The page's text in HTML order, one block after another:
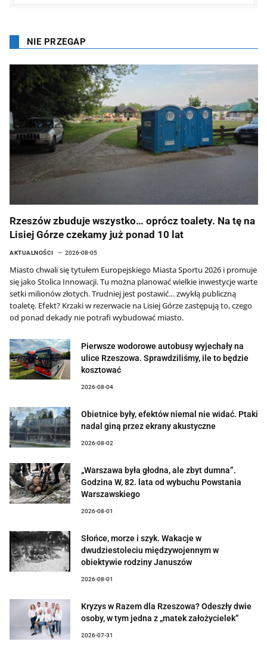
NIE PRZEGAP
Rzeszów zbuduje wszystko… oprócz toalety. Na tę na
Lisiej Górze czekamy już ponad 10 lat
AKTUALNOŚCI 2026-08-05
Miasto chwali się tytułem Europejskiego Miasta Sportu 2026 i promuje
się jako Stolica Innowacji. Tu można planować wielkie inwestycje warte
setki milionów złotych. Trudniej jest postawić… zwykłą publiczną
toaletę. Efekt? Krzaki w rezerwacie na Lisiej Górze zastępują to, czego
od ponad dekady nie potrafi wybudować miasto.
Pierwsze wodorowe autobusy wyjechały na
ulice Rzeszowa. Sprawdziliśmy, ile to będzie
kosztować
2026-08-04
Obietnice były, efektów niemal nie widać. Ptaki
nadal giną przez ekrany akustyczne
2026-08-02
„Warszawa była głodna, ale zbyt dumna”.
Godzina W, 82. lata od wybuchu Powstania
Warszawskiego
2026-08-01
Słońce, morze i szyk. Wakacje w
dwudziestoleciu międzywojennym w
obiektywie rodziny Januszów
2026-08-01
Kryzys w Razem dla Rzeszowa? Odeszły dwie
osoby, w tym jedna z „matek założycielek”
2026-07-31